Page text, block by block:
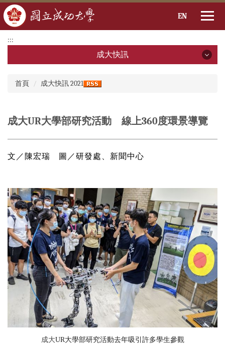
到
要
EN
:::
成大快訊
2025年
2024年
2023年
2021年
2020年
2019年
首頁
成大快訊 2021
成大UR大學部研究活動 線上360度環景導覽
文／陳宏瑞 圖／研發處、新聞中心
成大UR大學部研究活動去年吸引許多學生參觀